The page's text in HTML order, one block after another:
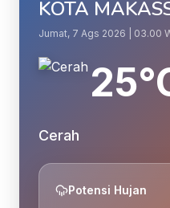
KOTA
Jumat, 7 Ags 2026 | 03.00
Cerah
Potensi Hujan